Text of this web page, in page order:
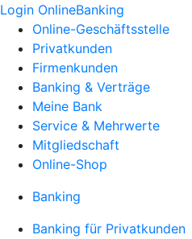
Login OnlineBanking
Online-Geschäftsstelle
Privatkunden
Firmenkunden
Banking & Verträge
Meine Bank
Service & Mehrwerte
Mitgliedschaft
Online-Shop
Banking
Banking für Privatkunden